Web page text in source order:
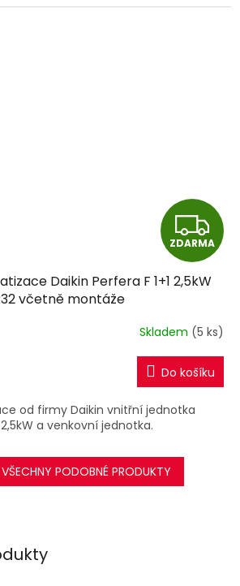
Z
D
A
R
M
A
ZDARMA
Daikin Perfera F 1+1 2,5kW
včetně montáže
Skladem (5 ks)
Do košíku
od firmy Daikin vnitřní jednotka
a venkovní jednotka.
PODOBNÉ PRODUKTY